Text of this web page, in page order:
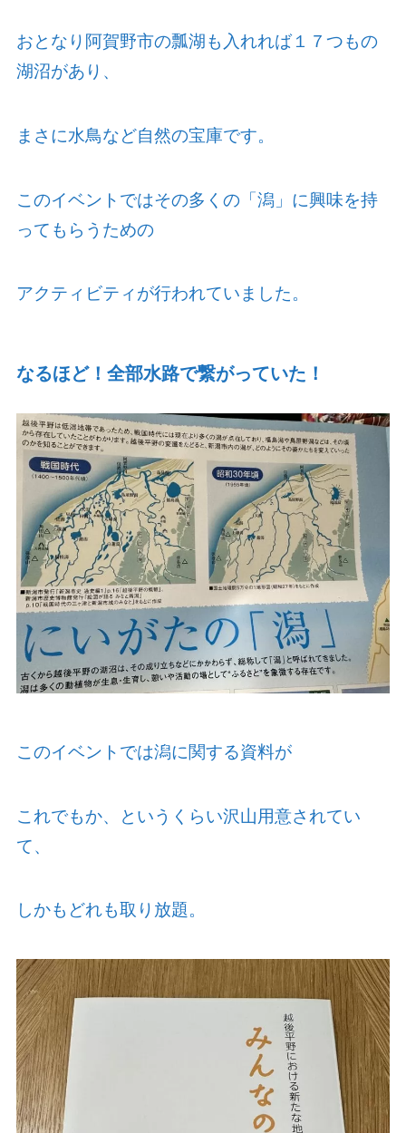
おとなり阿賀野市の瓢湖も入れれば１７つもの
湖沼があり、
まさに水鳥など自然の宝庫です。
このイベントではその多くの「潟」に興味を持
ってもらうための
アクティビティが行われていました。
なるほど！全部水路で繋がっていた！
このイベントでは潟に関する資料が
これでもか、というくらい沢山用意されてい
て、
しかもどれも取り放題。